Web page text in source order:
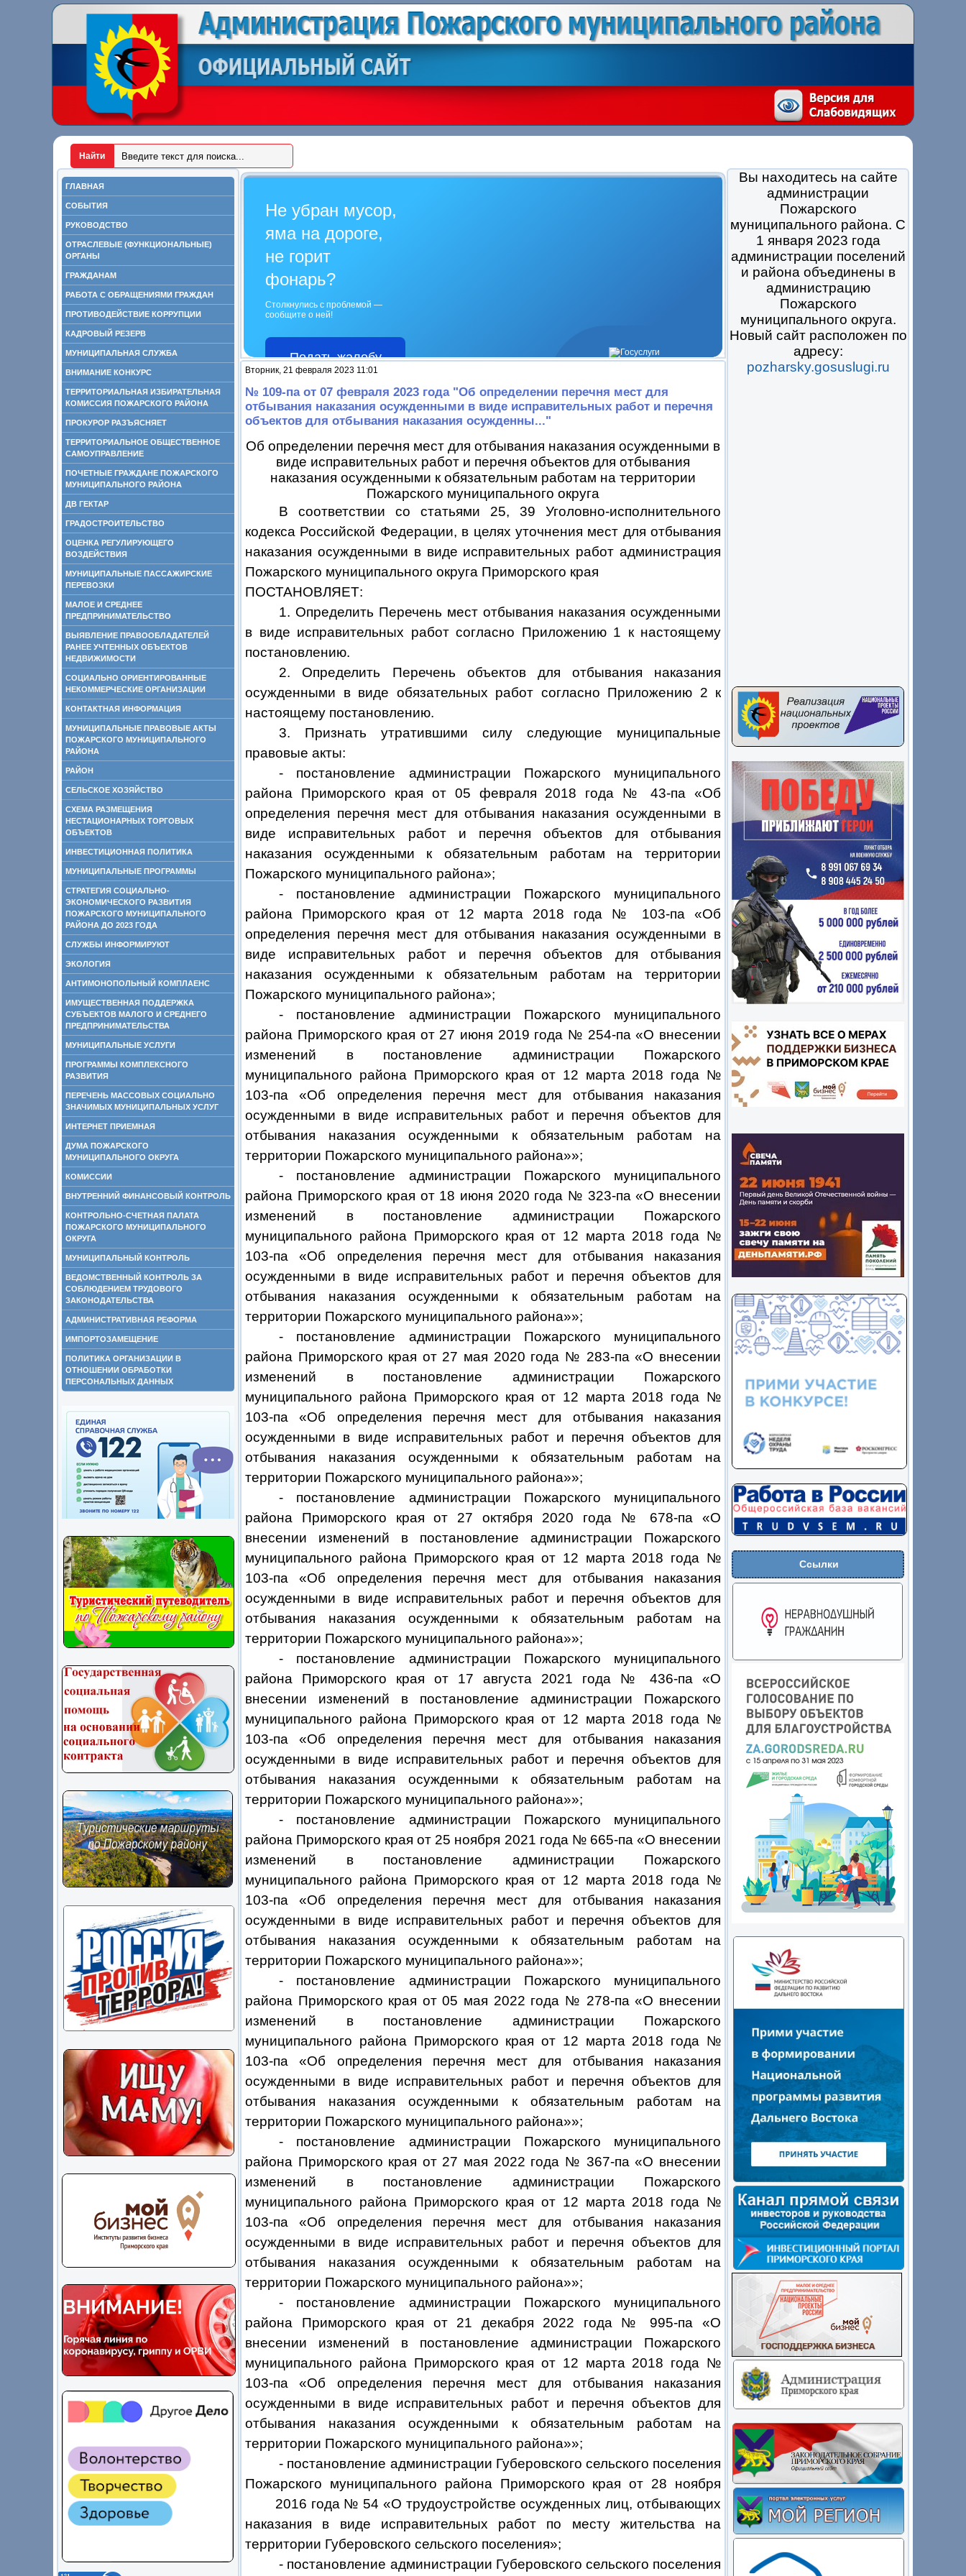
ГЛАВНАЯ
СОБЫТИЯ
РУКОВОДСТВО
ОТРАСЛЕВЫЕ (ФУНКЦИОНАЛЬНЫЕ)
ОРГАНЫ
ГРАЖДАНАМ
РАБОТА С ОБРАЩЕНИЯМИ ГРАЖДАН
ПРОТИВОДЕЙСТВИЕ КОРРУПЦИИ
КАДРОВЫЙ РЕЗЕРВ
МУНИЦИПАЛЬНАЯ СЛУЖБА
ВНИМАНИЕ КОНКУРС
ТЕРРИТОРИАЛЬНАЯ ИЗБИРАТЕЛЬНАЯ
КОМИССИЯ ПОЖАРСКОГО РАЙОНА
ПРОКУРОР РАЗЪЯСНЯЕТ
ТЕРРИТОРИАЛЬНОЕ ОБЩЕСТВЕННОЕ
САМОУПРАВЛЕНИЕ
ПОЧЕТНЫЕ ГРАЖДАНЕ ПОЖАРСКОГО
МУНИЦИПАЛЬНОГО РАЙОНА
ДВ ГЕКТАР
ГРАДОСТРОИТЕЛЬСТВО
ОЦЕНКА РЕГУЛИРУЮЩЕГО
ВОЗДЕЙСТВИЯ
МУНИЦИПАЛЬНЫЕ ПАССАЖИРСКИЕ
ПЕРЕВОЗКИ
МАЛОЕ И СРЕДНЕЕ
ПРЕДПРИНИМАТЕЛЬСТВО
ВЫЯВЛЕНИЕ ПРАВООБЛАДАТЕЛЕЙ
РАНЕЕ УЧТЕННЫХ ОБЪЕКТОВ
НЕДВИЖИМОСТИ
СОЦИАЛЬНО ОРИЕНТИРОВАННЫЕ
НЕКОММЕРЧЕСКИЕ ОРГАНИЗАЦИИ
КОНТАКТНАЯ ИНФОРМАЦИЯ
МУНИЦИПАЛЬНЫЕ ПРАВОВЫЕ АКТЫ
ПОЖАРСКОГО МУНИЦИПАЛЬНОГО
РАЙОНА
РАЙОН
СЕЛЬСКОЕ ХОЗЯЙСТВО
СХЕМА РАЗМЕЩЕНИЯ
НЕСТАЦИОНАРНЫХ ТОРГОВЫХ
ОБЪЕКТОВ
ИНВЕСТИЦИОННАЯ ПОЛИТИКА
МУНИЦИПАЛЬНЫЕ ПРОГРАММЫ
СТРАТЕГИЯ СОЦИАЛЬНО-
ЭКОНОМИЧЕСКОГО РАЗВИТИЯ
ПОЖАРСКОГО МУНИЦИПАЛЬНОГО
РАЙОНА ДО 2023 ГОДА
СЛУЖБЫ ИНФОРМИРУЮТ
ЭКОЛОГИЯ
АНТИМОНОПОЛЬНЫЙ КОМПЛАЕНС
ИМУЩЕСТВЕННАЯ ПОДДЕРЖКА
СУБЪЕКТОВ МАЛОГО И СРЕДНЕГО
ПРЕДПРИНИМАТЕЛЬСТВА
МУНИЦИПАЛЬНЫЕ УСЛУГИ
ПРОГРАММЫ КОМПЛЕКСНОГО
РАЗВИТИЯ
ПЕРЕЧЕНЬ МАССОВЫХ СОЦИАЛЬНО
ЗНАЧИМЫХ МУНИЦИПАЛЬНЫХ УСЛУГ
ИНТЕРНЕТ ПРИЕМНАЯ
ДУМА ПОЖАРСКОГО
МУНИЦИПАЛЬНОГО ОКРУГА
КОМИССИИ
ВНУТРЕННИЙ ФИНАНСОВЫЙ КОНТРОЛЬ
КОНТРОЛЬНО-СЧЕТНАЯ ПАЛАТА
ПОЖАРСКОГО МУНИЦИПАЛЬНОГО
ОКРУГА
МУНИЦИПАЛЬНЫЙ КОНТРОЛЬ
ВЕДОМСТВЕННЫЙ КОНТРОЛЬ ЗА
СОБЛЮДЕНИЕМ ТРУДОВОГО
ЗАКОНОДАТЕЛЬСТВА
АДМИНИСТРАТИВНАЯ РЕФОРМА
ИМПОРТОЗАМЕЩЕНИЕ
ПОЛИТИКА ОРГАНИЗАЦИИ В
ОТНОШЕНИИ ОБРАБОТКИ
ПЕРСОНАЛЬНЫХ ДАННЫХ
Вы находитесь на сайте
администрации
Пожарского
муниципального района. С
1 января 2023 года
администрации поселений
и района объединены в
администрацию
Пожарского
муниципального округа.
Новый сайт расположен по
адресу:
pozharsky.gosuslugi.ru
Ссылки
Не убран мусор,
яма на дороге,
не горит
фонарь?
Столкнулись с проблемой —
сообщите о ней!
Подать жалобу
Вторник, 21 февраля 2023 11:01
№ 109-па от 07 февраля 2023 года "Об определении перечня мест для
отбывания наказания осужденными в виде исправительных работ и перечня
объектов для отбывания наказания осужденны..."
Об определении перечня мест для отбывания наказания осужденными в
виде исправительных работ и перечня объектов для отбывания
наказания осужденными к обязательным работам на территории
Пожарского муниципального округа
В соответствии со статьями 25, 39 Уголовно-исполнительного
кодекса Российской Федерации, в целях уточнения мест для отбывания
наказания осужденными в виде исправительных работадминистрация
Пожарского муниципального округа Приморского края
ПОСТАНОВЛЯЕТ:
1. Определить Перечень мест отбывания наказания осужденными
в виде исправительных работ согласно Приложению 1 к настоящему
постановлению.
2. Определить Перечень объектов для отбывания наказания
осужденными в виде обязательных работ согласно Приложению 2 к
настоящему постановлению.
3. Признать утратившими силу следующие муниципальные
правовые акты:
- постановление администрации Пожарского муниципального
района Приморского края от 05 февраля 2018 года № 43-па «Об
определения перечня мест для отбывания наказания осужденными в
виде исправительных работ и перечня объектов для отбывания
наказания осужденными к обязательным работам на территории
Пожарского муниципального района»;
- постановление администрации Пожарского муниципального
района Приморского края от 12 марта 2018 года № 103-па «Об
определения перечня мест для отбывания наказания осужденными в
виде исправительных работ и перечня объектов для отбывания
наказания осужденными к обязательным работам на территории
Пожарского муниципального района»;
- постановление администрации Пожарского муниципального
района Приморского края от 27 июня 2019 года № 254-па «О внесении
изменений в постановление администрации Пожарского
муниципального района Приморского края от 12 марта 2018 года №
103-па «Об определения перечня мест для отбывания наказания
осужденными в виде исправительных работ и перечня объектов для
отбывания наказания осужденными к обязательным работам на
территории Пожарского муниципального района»»;
- постановление администрации Пожарского муниципального
района Приморского края от 18 июня 2020 года № 323-па «О внесении
изменений в постановление администрации Пожарского
муниципального района Приморского края от 12 марта 2018 года №
103-па «Об определения перечня мест для отбывания наказания
осужденными в виде исправительных работ и перечня объектов для
отбывания наказания осужденными к обязательным работам на
территории Пожарского муниципального района»»;
- постановление администрации Пожарского муниципального
района Приморского края от 27 мая 2020 года № 283-па «О внесении
изменений в постановление администрации Пожарского
муниципального района Приморского края от 12 марта 2018 года №
103-па «Об определения перечня мест для отбывания наказания
осужденными в виде исправительных работ и перечня объектов для
отбывания наказания осужденными к обязательным работам на
территории Пожарского муниципального района»»;
-
постановление администрации Пожарского муниципального
района Приморского края от 27 октября 2020 года № 678-па «О
внесении изменений в постановление администрации Пожарского
муниципального района Приморского края от 12 марта 2018 года №
103-па «Об определения перечня мест для отбывания наказания
осужденными в виде исправительных работ и перечня объектов для
отбывания наказания осужденными к обязательным работам на
территории Пожарского муниципального района»»;
- постановление администрации Пожарского муниципального
района Приморского края от 17 августа 2021 года № 436-па «О
внесении изменений в постановление администрации Пожарского
муниципального района Приморского края от 12 марта 2018 года №
103-па «Об определения перечня мест для отбывания наказания
осужденными в виде исправительных работ и перечня объектов для
отбывания наказания осужденными к обязательным работам на
территории Пожарского муниципального района»»;
- постановление администрации Пожарского муниципального
района Приморского края от 25 ноября 2021 года № 665-па «О внесении
изменений в постановление администрации Пожарского
муниципального района Приморского края от 12 марта 2018 года №
103-па «Об определения перечня мест для отбывания наказания
осужденными в виде исправительных работ и перечня объектов для
отбывания наказания осужденными к обязательным работам на
территории Пожарского муниципального района»»;
- постановление администрации Пожарского муниципального
района Приморского края от 05 мая 2022 года № 278-па «О внесении
изменений в постановление администрации Пожарского
муниципального района Приморского края от 12 марта 2018 года №
103-па «Об определения перечня мест для отбывания наказания
осужденными в виде исправительных работ и перечня объектов для
отбывания наказания осужденными к обязательным работам на
территории Пожарского муниципального района»»;
-
постановление администрации Пожарского муниципального
района Приморского края от 27 мая 2022 года № 367-па «О внесении
изменений в постановление администрации Пожарского
муниципального района Приморского края от 12 марта 2018 года №
103-па «Об определения перечня мест для отбывания наказания
осужденными в виде исправительных работ и перечня объектов для
отбывания наказания осужденными к обязательным работам на
территории Пожарского муниципального района»»;
-
постановление администрации Пожарского муниципального
района Приморского края от 21 декабря 2022 года № 995-па «О
внесении изменений в постановление администрации Пожарского
муниципального района Приморского края от 12 марта 2018 года №
103-па «Об определения перечня мест для отбывания наказания
осужденными в виде исправительных работ и перечня объектов для
отбывания наказания осужденными к обязательным работам на
территории Пожарского муниципального района»»;
- постановление администрации Губеровского сельского поселения
Пожарского муниципального района Приморского края от 28 ноября
2016 года № 54 «О трудоустройстве осужденных лиц, отбывающих
наказания в виде исправительных работ по месту жительства на
территории Губеровского сельского поселения»;
- постановление администрации Губеровского сельского поселения